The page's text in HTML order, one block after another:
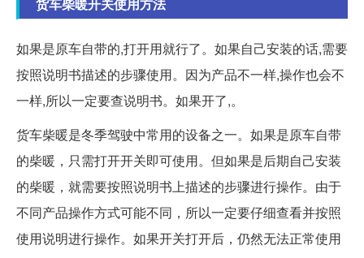
如果是原车自带的,打开用就行了。如果自己安装的话,需要
按照说明书描述的步骤使用。因为产品不一样,操作也会不
一样,所以一定要查说明书。如果开了,。
货车柴暖是冬季驾驶中常用的设备之一。如果是原车自带
的柴暖，只需打开开关即可使用。但如果是后期自己安装
的柴暖，就需要按照说明书上描述的步骤进行操作。由于
不同产品操作方式可能不同，所以一定要仔细查看并按照
使用说明进行操作。如果开关打开后，仍然无法正常使用